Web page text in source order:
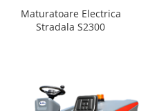
Maturatoare Electrica
Stradala S2300